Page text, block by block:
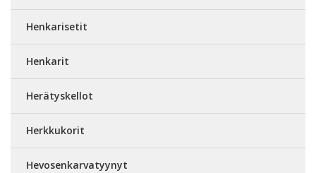
Henkarisetit
Henkarit
Herätyskellot
Herkkukorit
Hevosenkarvatyynyt